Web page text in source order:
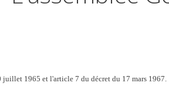
1965 et l'article 7 du décret du 17 mars 1967.